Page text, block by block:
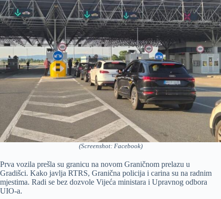
(Screenshot: Facebook)
Prva vozila prešla su granicu na novom Graničnom prelazu u
Gradišci. Kako javlja RTRS, Granična policija i carina su na radnim
mjestima. Radi se bez dozvole Vijeća ministara i Upravnog odbora
UIO-a.